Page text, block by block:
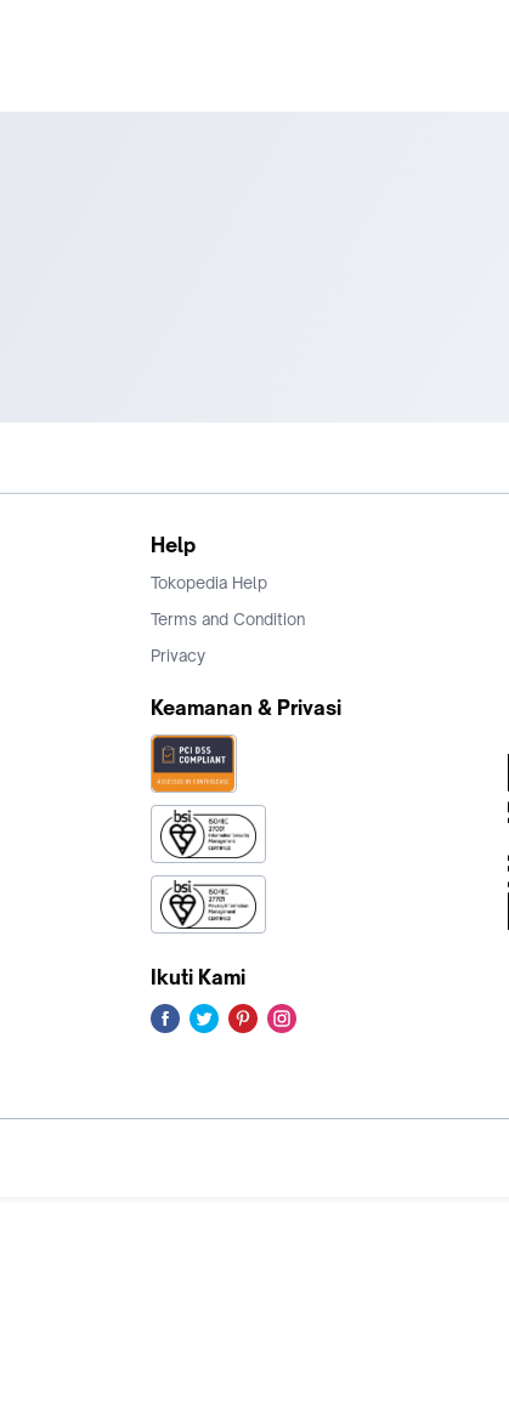
Help
Tokopedia Help
Terms and Condition
Privacy
Keamanan & Privasi
Ikuti Kami